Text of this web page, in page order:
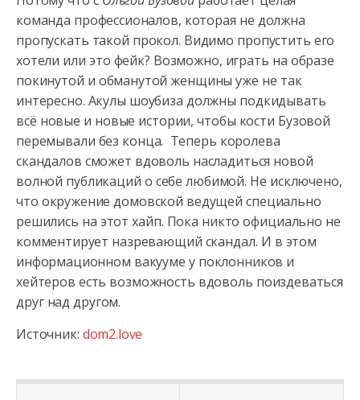
команда профессионалов, которая не должна
пропускать такой прокол. Видимо пропустить его
хотели или это фейк? Возможно, играть на образе
покинутой и обманутой женщины уже не так
интересно. Акулы шоубиза должны подкидывать
всё новые и новые истории, чтобы кости Бузовой
перемывали без конца. Теперь королева
скандалов сможет вдоволь насладиться новой
волной публикаций о себе любимой. Не исключено,
что окружение домовской ведущей специально
решились на этот хайп. Пока никто официально не
комментирует назревающий скандал. И в этом
информационном вакууме у поклонников и
хейтеров есть возможность вдоволь поиздеваться
друг над другом.
Источник: dom2.love